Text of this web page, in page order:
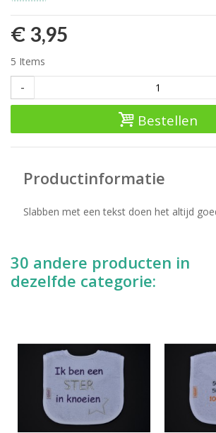
€ 3,95
5 Items
-
Bestellen
Productinformatie
Slabben met een tekst doen het altijd
30 andere producten in
dezelfde categorie: